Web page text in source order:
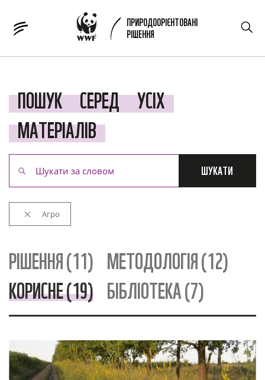
ПРИРОДООРІЄНТОВАНІ
РІШЕННЯ
ПОШУК СЕРЕД
УСІХ
МАТЕРІАЛІВ
ШУКАТИ
Агро
РІШЕННЯ (11) МЕТОДОЛОГІЯ (12)
КОРИСНЕ (19) БІБЛІОТЕКА (7)